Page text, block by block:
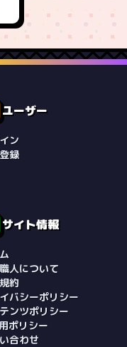
ユーザー
ン
録
サイト情報
人について
約
バシーポリシー
ンツポリシー
ポリシー
合わせ